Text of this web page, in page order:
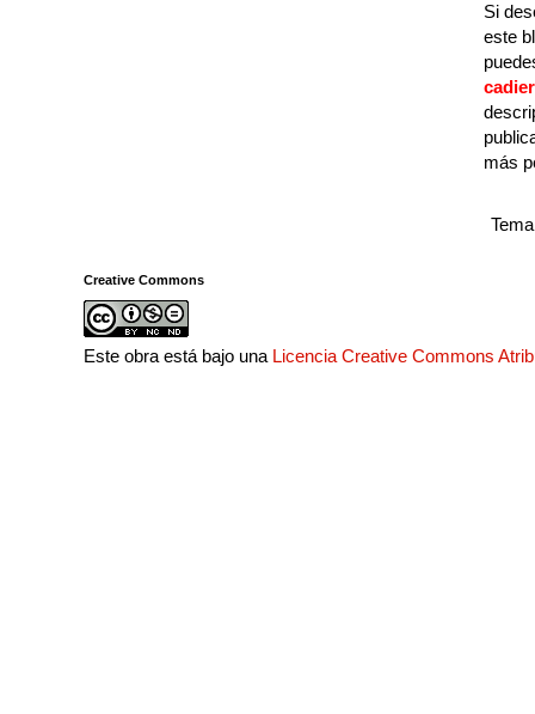
Si
este
más
Creative Commons
Este obra está bajo una Licencia Creative Commons